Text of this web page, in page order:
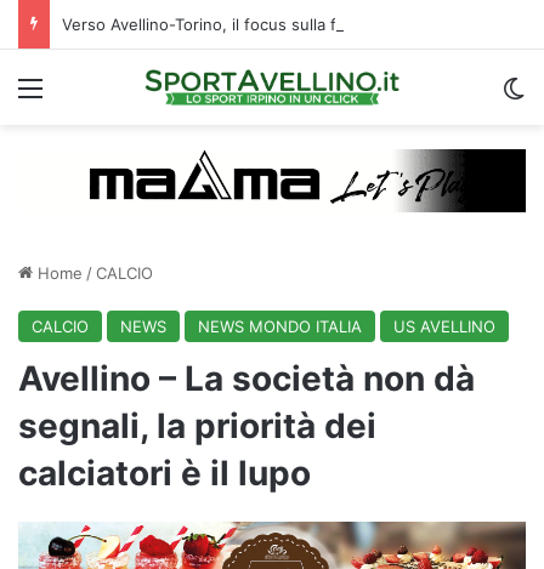
Verso Avellino-Torino, il focus sulla formazione granata
Menu
Home /CALCIO
CALCIO NEWS NEWS MONDO ITALIA US AVELLINO
Avellino – La società non dà
segnali, la priorità dei
calciatori è il lupo